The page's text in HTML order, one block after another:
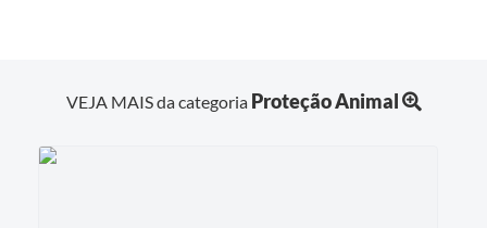
VEJA MAIS da categoria Proteção Animal